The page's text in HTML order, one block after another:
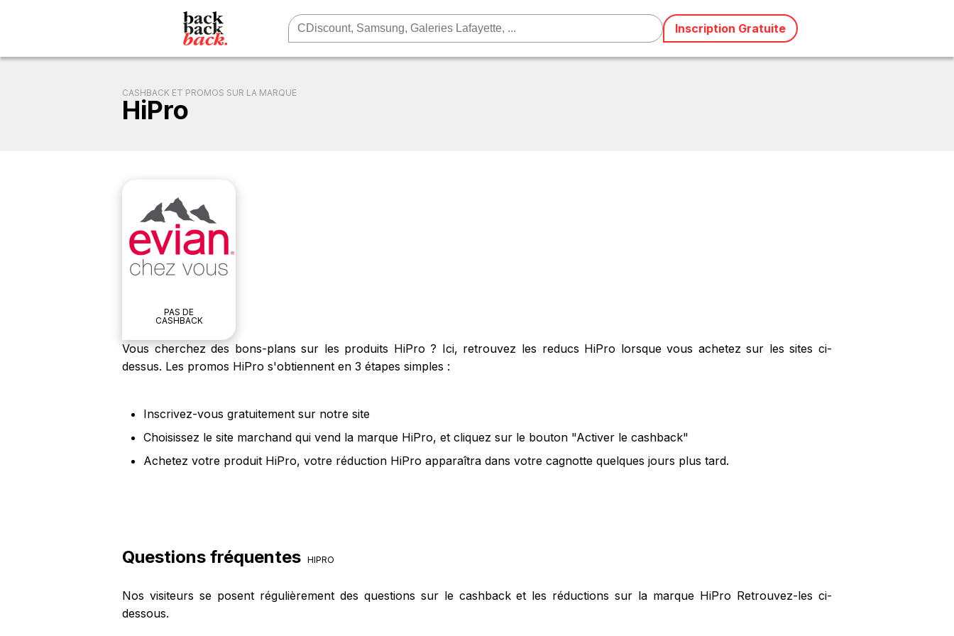
CASHBACK ET PROMOS SUR LA MARQUE
HiPro
PAS DE
CASHBACK
Vous cherchez des bons-plans sur les produits HiPro ? Ici, retrouvez les reducs HiPro lorsque vous achetez sur les sites ci-
dessus. Les promos HiPro s'obtiennent en 3 étapes simples :
Inscrivez-vous gratuitement sur notre site
Choisissez le site marchand qui vend la marque HiPro, et cliquez sur le bouton "Activer le cashback"
Achetez votre produit HiPro, votre réduction HiPro apparaîtra dans votre cagnotte quelques jours plus tard.
Questions fréquentes HIPRO
Nos visiteurs se posent régulièrement des questions sur le cashback et les réductions sur la marque HiPro Retrouvez-les ci-
dessous.
Inscription Gratuite